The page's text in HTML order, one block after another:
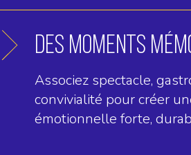
DES MOMENTS
Associez spectacle,
convivialité pour créer
émotionnelle forte,